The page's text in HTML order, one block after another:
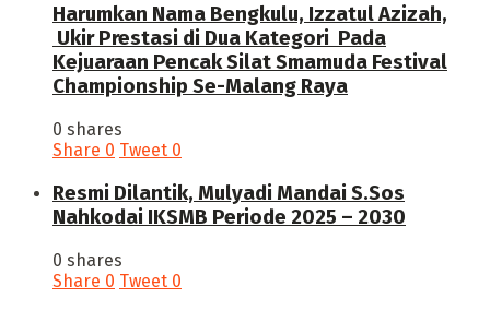
Harumkan Nama Bengkulu, Izzatul Azizah,
Ukir Prestasi di Dua Kategori Pada
Kejuaraan Pencak Silat Smamuda Festival
Championship Se-Malang Raya
0 shares
Share 0 Tweet 0
Resmi Dilantik, Mulyadi Mandai S.Sos
Nahkodai IKSMB Periode 2025 – 2030
0 shares
Share 0 Tweet 0